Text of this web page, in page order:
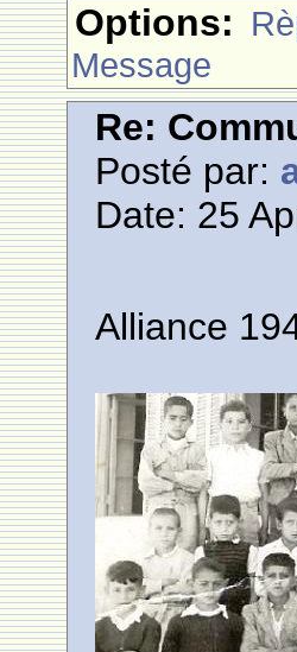
Options:
Message
Re:
Posté par:
Date: 25
Alliance